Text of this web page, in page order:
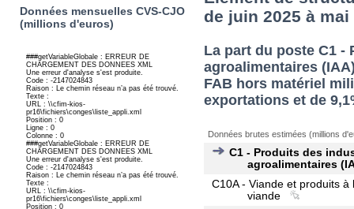
Données mensuelles CVS-CJO
(millions d'euros)
de juin 2025 à mai
La part du poste C1
agroalimentaires
FAB hors matériel
exportations et de
Données brutes estimées (millions
C1 - Produits des
agroalimentaires
C10A - Viande et produits à
viande